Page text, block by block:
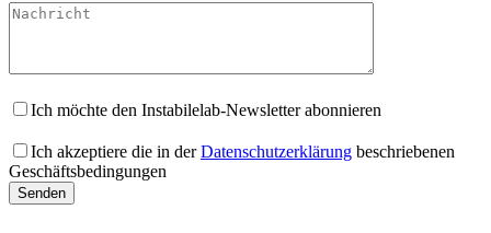
Ich möchte den Instabilelab-Newsletter abonnieren
Ich akzeptiere die in derDatenschutzerklärung beschriebenen
Geschäftsbedingungen